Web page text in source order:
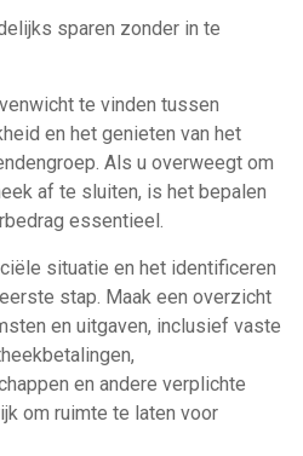
sparen zonder in te
te vinden tussen
en het genieten van het
Als u overweegt om
af te sluiten, is het bepalen
essentieel.
situatie en het identificeren
stap. Maak een overzicht
en uitgaven, inclusief vaste
en andere verplichte
om ruimte te laten voor